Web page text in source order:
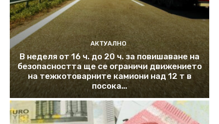
АКТУАЛНО
В неделя от 16 ч. до 20 ч. за повишаване на
безопасността ще се ограничи движението
на тежкотоварните камиони над 12 т в
посока...